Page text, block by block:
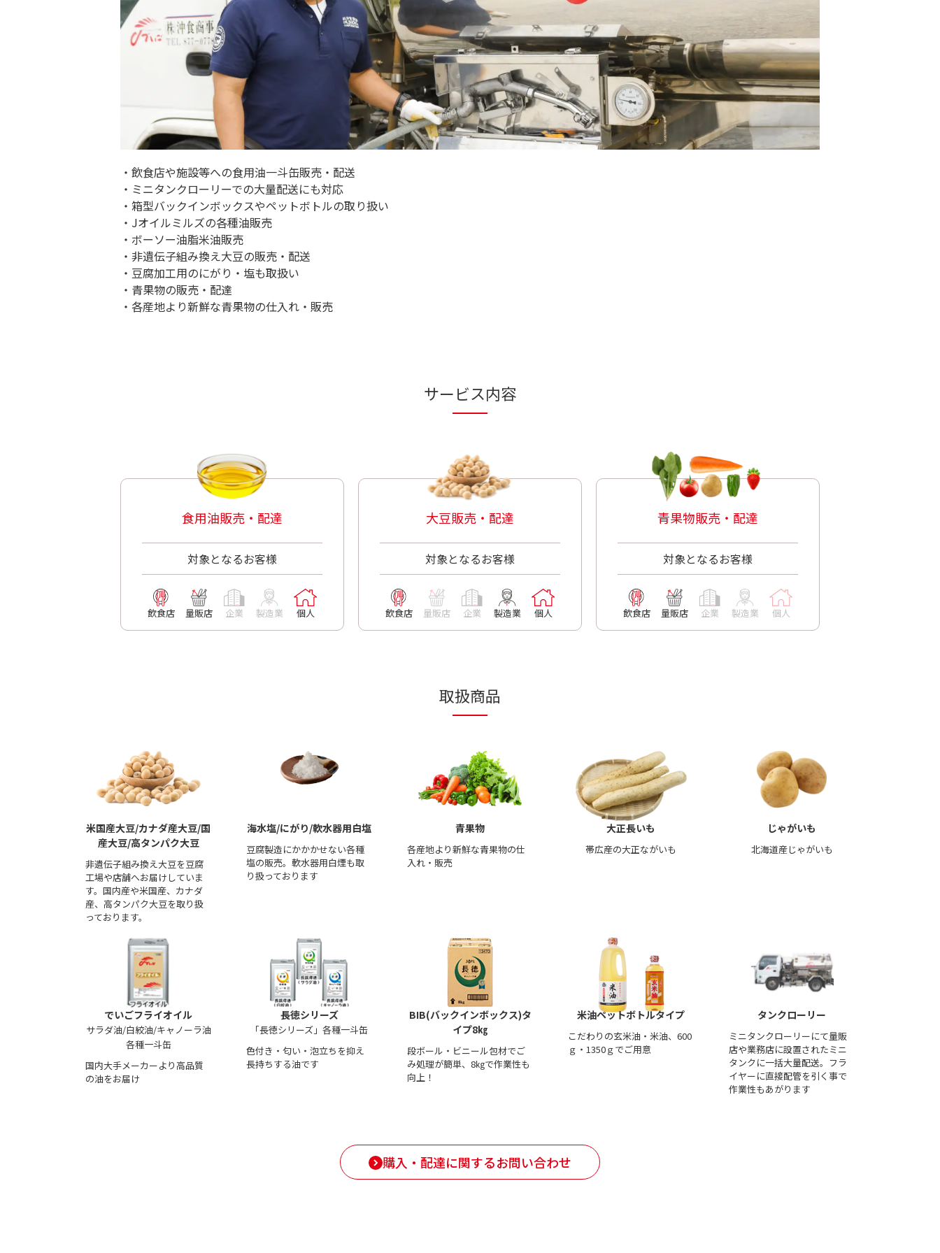
・飲食店や施設等への食用油一斗缶販売・配送
・ミニタンクローリーでの大量配送にも対応
・箱型バックインボックスやペットボトルの取り扱い
・Jオイルミルズの各種油販売
・ボーソー油脂米油販売
・非遺伝子組み換え大豆の販売・配送
・豆腐加工用のにがり・塩も取扱い
・青果物の販売・配達
・各産地より新鮮な青果物の仕入れ・販売
サービス内容
食用油販売・配達
対象となるお客様
飲食店 量販店 企業 製造業 個人
大豆販売・配達
対象となるお客様
飲食店 量販店 企業 製造業 個人
青果物販売・配達
対象となるお客様
飲食店 量販店 企業 製造業 個人
取扱商品
米国産大豆/カナダ産大豆/国
産大豆/高タンパク大豆
非遺伝子組み換え大豆を豆腐
工場や店舗へお届けしていま
す。国内産や米国産、カナダ
産、高タンパク大豆を取り扱
っております。
海水塩/にがり/軟水器用白塩
豆腐製造にかかかせない各種
塩の販売。軟水器用白煙も取
り扱っております
青果物
各産地より新鮮な青果物の仕
入れ・販売
大正長いも
帯広産の大正ながいも
じゃがいも
北海道産じゃがいも
でいごフライオイル
サラダ油/白絞油/キャノーラ油
各種一斗缶
国内大手メーカーより高品質
の油をお届け
長徳シリーズ
「長徳シリーズ」各種一斗缶
色付き・匂い・泡立ちを抑え
長持ちする油です
BIB(バックインボックス)タ
イプ8㎏
段ボール・ビニール包材でご
み処理が簡単、8㎏で作業性も
向上！
米油ペットボトルタイプ
こだわりの玄米油・米油、600
ｇ・1350ｇでご用意
タンクローリー
ミニタンクローリーにて量販
店や業務店に設置されたミニ
タンクに一括大量配送。フラ
イヤーに直接配管を引く事で
作業性もあがります
購入・配達に関するお問い合わせ